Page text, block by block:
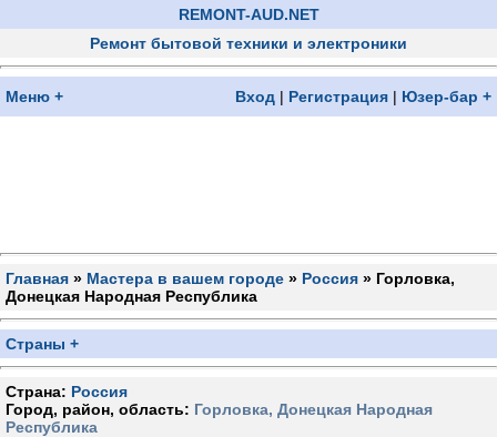
REMONT-AUD.NET
Ремонт бытовой техники и электроники
Меню + Вход | Регистрация | Юзер-бар +
Главная » Мастера в вашем городе » Россия » Горловка,
Донецкая Народная Республика
Страны +
Страна: Россия
Город, район, область: Горловка, Донецкая Народная
Республика